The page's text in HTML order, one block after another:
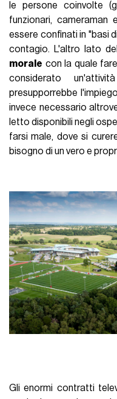
le persone coinvolte
funzionari, cameraman
essere confinati in "basi
contagio. L'altro lato
morale con la quale
considerato
presupporrebbe
invece necessario
letto disponibili negli
farsi male, dove si
bisogno di un vero e
Gli enormi contratti